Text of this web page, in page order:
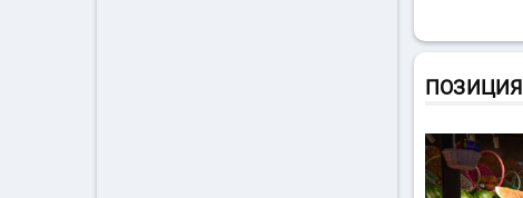
ПОЗИЦИЯ